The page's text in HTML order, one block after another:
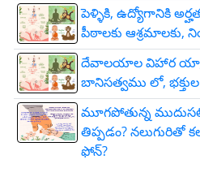
పెళ్ళికి, ఉద్యోగానికి
పీఠాలకు ఆశ్రమాలకు,
దేవాలయాల విహార యాత్ర
బానిసత్వము లో,
మూగపోతున్న
తిప్పడం? నలుగురితో
ఫోన్?